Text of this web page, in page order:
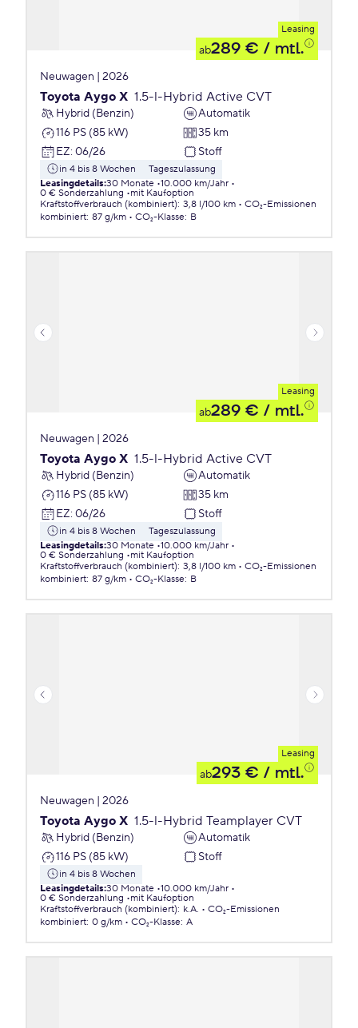
Leasing
ab289 € / mtl.
Neuwagen | 2026
Toyota Aygo X 1.5-l-Hybrid Active CVT
Hybrid (Benzin)
Automatik
116 PS (85 kW)
35 km
EZ: 06/26 Stoff
in 4 bis 8 Wochen
Tageszulassung
Leasingdetails:30 Monate 10.000 km/Jahr
0 € Sonderzahlung
mit Kaufoption
Kraftstoffverbrauch (kombiniert): 3,8 l/100 km
CO₂-Emissionen
kombiniert: 87 g/km CO₂-Klasse: B
Leasing
ab289 € / mtl.
Neuwagen | 2026
Toyota Aygo X 1.5-l-Hybrid Active CVT
Hybrid (Benzin)
Automatik
116 PS (85 kW)
35 km
EZ: 06/26 Stoff
in 4 bis 8 Wochen
Tageszulassung
Leasingdetails:30 Monate 10.000 km/Jahr
0 € Sonderzahlung
mit Kaufoption
Kraftstoffverbrauch (kombiniert): 3,8 l/100 km
CO₂-Emissionen
kombiniert: 87 g/km CO₂-Klasse: B
Leasing
ab293 € / mtl.
Neuwagen | 2026
Toyota Aygo X 1.5-l-Hybrid Teamplayer CVT
Hybrid (Benzin)
Automatik
116 PS (85 kW)
Stoff
in 4 bis 8 Wochen
Leasingdetails:30 Monate 10.000 km/Jahr
0 € Sonderzahlung
mit Kaufoption
Kraftstoffverbrauch (kombiniert): k.A.
CO₂-Emissionen
kombiniert: 0 g/km CO₂-Klasse: A